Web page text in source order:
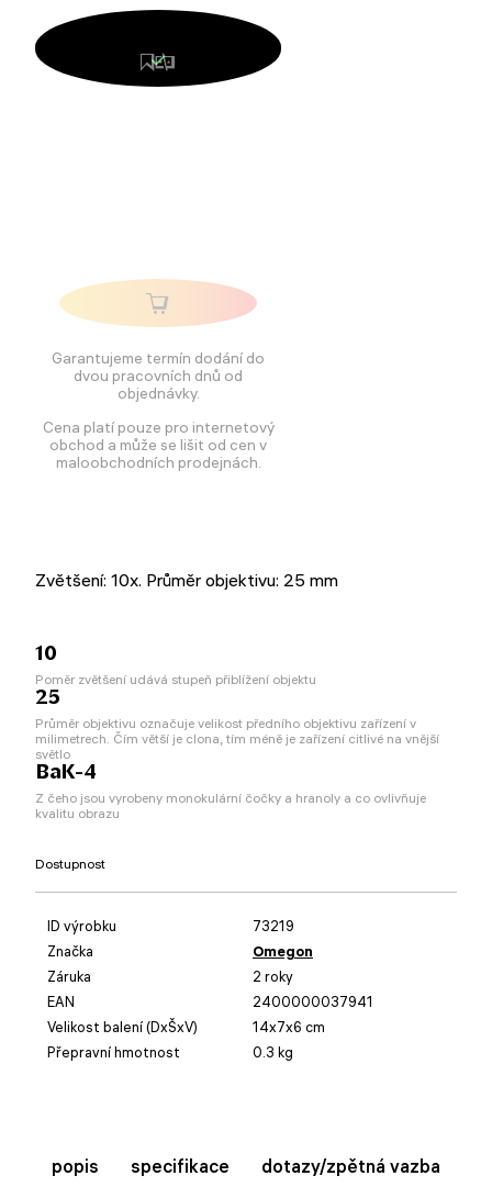
Garantujeme termín dodání do
dvou pracovních dnů od
objednávky.
Cena platí pouze pro internetový
obchod a může se lišit od cen v
maloobchodních prodejnách.
Zvětšení: 10x. Průměr objektivu: 25 mm
10
Poměr zvětšení udává stupeň přiblížení objektu
25
Průměr objektivu označuje velikost předního objektivu zařízení v
milimetrech. Čím větší je clona, tím méně je zařízení citlivé na vnější
světlo
BaK-4
Z čeho jsou vyrobeny monokulární čočky a hranoly a co ovlivňuje
kvalitu obrazu
Dostupnost
ID výrobku
73219
Značka
Omegon
Záruka
2 roky
EAN
2400000037941
Velikost balení (DxŠxV)
14x7x6 cm
Přepravní hmotnost
0.3 kg
popis specifikace dotazy/zpětná vazba